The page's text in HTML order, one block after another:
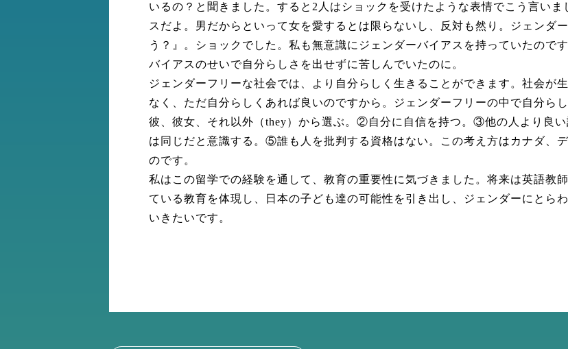
いるの？と聞きました。すると2人はショックを受けたような表情でこう言い
スだよ。男だからといって女を愛するとは限らないし、反対も然り。ジェンダ
う？』。ショックでした。私も無意識にジェンダーバイアスを持っていたので
バイアスのせいで自分らしさを出せずに苦しんでいたのに。
ジェンダーフリーな社会では、より自分らしく生きることができます。社会が
なく、ただ自分らしくあれば良いのですから。ジェンダーフリーの中で自分ら
彼、彼女、それ以外（they）から選ぶ。②自分に自信を持つ。③他の人より良
は同じだと意識する。⑤誰も人を批判する資格はない。この考え方はカナダ、
のです。
私はこの留学での経験を通して、教育の重要性に気づきました。将来は英語教
ている教育を体現し、日本の子ども達の可能性を引き出し、ジェンダーにとら
いきたいです。